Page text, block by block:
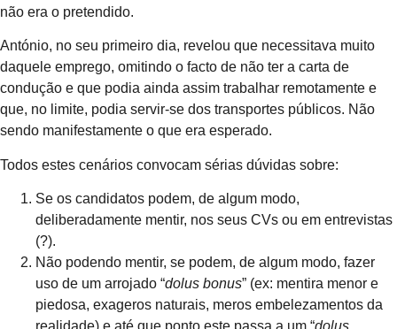
não era o pretendido.
António, no seu primeiro dia, revelou que necessitava muito
daquele emprego, omitindo o facto de não ter a carta de
condução e que podia ainda assim trabalhar remotamente e
que, no limite, podia servir-se dos transportes públicos. Não
sendo manifestamente o que era esperado.
Todos estes cenários convocam sérias dúvidas sobre:
Se os candidatos podem, de algum modo,
deliberadamente mentir, nos seus CVs ou em entrevistas
(?).
Não podendo mentir, se podem, de algum modo, fazer
uso de um arrojado “dolus bonus” (ex: mentira menor e
piedosa, exageros naturais, meros embelezamentos da
realidade) e até que ponto este passa a um “dolus